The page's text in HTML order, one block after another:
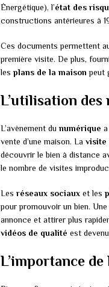
Énergétique), l’état des
constructions antérieures à
Ces documents permettent
première visite. De plus,
les plans de la maison peut
L’utilisation
L’avènement du numérique
vente d’une maison. La visite
découvrir le bien à distance
le nombre de visites
Les réseaux sociaux et les
pour promouvoir un bien.
annonce et attirer plus
vidéos de qualité est
L’importance